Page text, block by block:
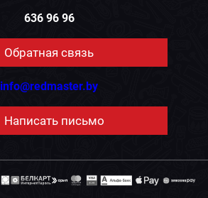
636 96 96
Обратная связь
info@redmaster.by
Написать письмо